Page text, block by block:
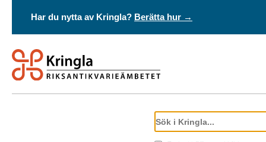
Har du nytta av Kringla? Berätta hur →